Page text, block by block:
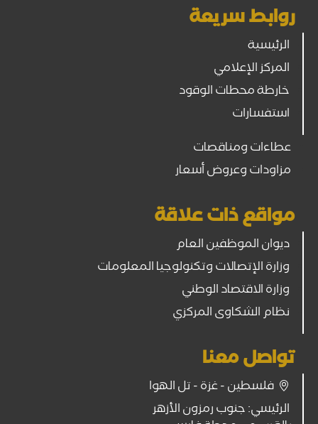
روابط سريعة
الرئيسية
المركز الإعلامي
خارطة محطات الوقود
استفسارات
عطاءات ومناقصات
مزاودات وعروض أسعار
مواقع ذات علاقة
ديوان الموظفين العام
وزارة الإتصالات وتكنولوجيا المعلومات
وزارة الاقتصاد الوطني
نظام الشكاوى المركزي
تواصل معنا
فلسطين - غزة - تل الهوا
الرئيسي: جنوب رمزون الأزهر